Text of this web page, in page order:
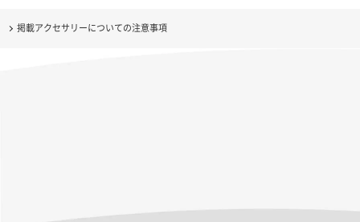
掲載アクセサリーについての注意事項